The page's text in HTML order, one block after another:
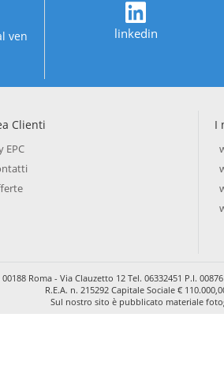
ven
linkedin
Clienti
EPC
I
Roma - Via Clauzetto 12 Tel. 06332451 P.I.
R.E.A. n. 215292 Capitale Sociale €
Sul nostro sito è pubblicato materiale